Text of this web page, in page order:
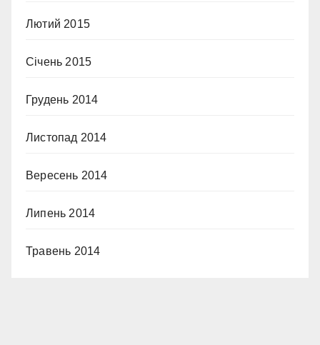
Лютий 2015
Січень 2015
Грудень 2014
Листопад 2014
Вересень 2014
Липень 2014
Травень 2014